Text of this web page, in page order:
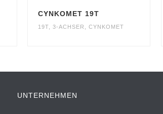
CYNKOMET 19T
19T, 3-ACHSER CYNKOMET
UNTERNEHMEN